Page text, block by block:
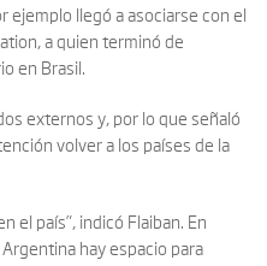
ejemplo llegó a asociarse con el
a quien terminó de
en Brasil.
externos y, por lo que señaló
volver a los países de la
el país”, indicó Flaiban. En
hay espacio para